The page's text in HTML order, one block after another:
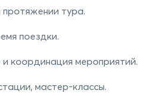
тура.
поездки.
координация мероприятий.
мастер-классы.